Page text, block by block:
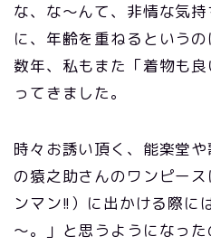
な、な～んて、非情な気
に、年齢を重ねるという
数年、私もまた「着物も
ってきました。
時々お誘い頂く、能楽堂
の猿之助さんのワンピー
ンマン!!）に出かける際に
～。」と思うようになっ